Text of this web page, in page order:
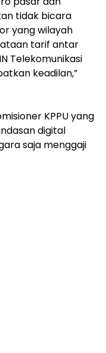
tidak bicara
yang wilayah
tarif antar
Telekomunikasi
keadilan,”
KPPU yang
digital
saja menggaji